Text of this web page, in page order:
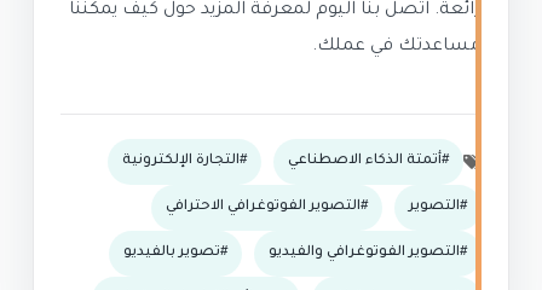
رائعة. اتصل بنا اليوم لمعرفة المزيد حول كيف يمكننا
مساعدتك في عملك.
أتمتة الذكاء الاصطناعي التجارة الإلكترونية
التصوير التصوير الفوتوغرافي الاحترافي
التصوير الفوتوغرافي والفيديو تصوير بالفيديو